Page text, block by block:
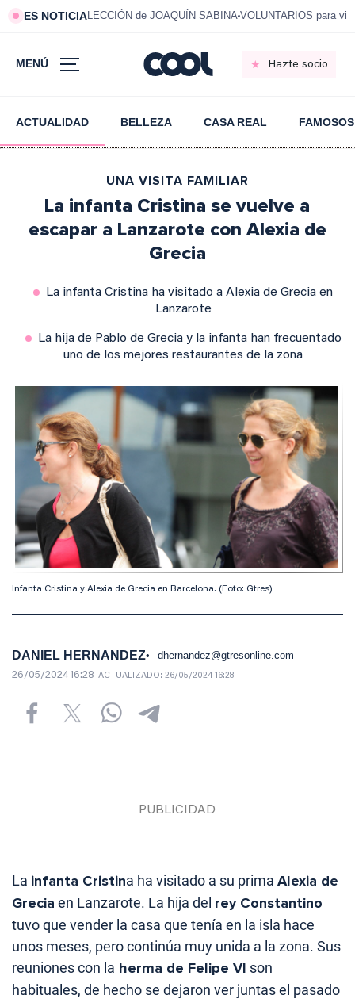
ES NOTICIALECCIÓN de JOAQUÍN SABINA VOLUNTARIOS para
MENÚ Hazte socio
ACTUALIDAD BELLEZA CASA REAL FAMOSOS
UNA VISITA FAMILIAR
La infanta Cristina se vuelve a
escapar a Lanzarote con Alexia de
Grecia
La infanta Cristina ha visitado a Alexia de Grecia en
Lanzarote
La hija de Pablo de Grecia y la infanta han frecuentado
uno de los mejores restaurantes de la zona
Infanta Cristina y Alexia de Grecia en Barcelona. (Foto: Gtres)
DANIEL HERNANDEZ dhernandez@gtresonline.com
26/05/2024 16:28 ACTUALIZADO: 26/05/2024 16:28
La infanta Cristina ha visitado a su prima Alexia de
Grecia en Lanzarote. La hija del rey Constantino
tuvo que vender la casa que tenía en la isla hace
unos meses, pero continúa muy unida a la zona. Sus
reuniones con la herma de Felipe VI son
habituales, de hecho se dejaron ver juntas el pasado